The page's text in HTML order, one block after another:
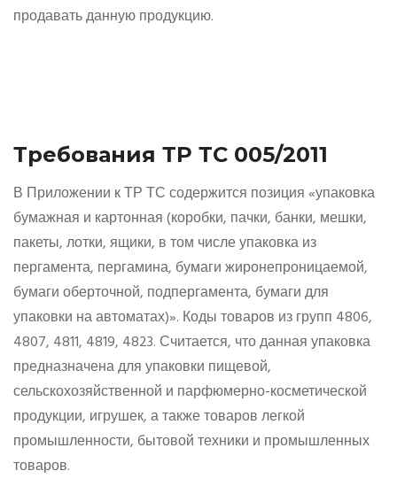
продавать данную продукцию.
Требования ТР ТС 005/2011
В Приложении к ТР ТС содержится позиция «упаковка
бумажная и картонная (коробки, пачки, банки, мешки,
пакеты, лотки, ящики, в том числе упаковка из
пергамента, пергамина, бумаги жиронепроницаемой,
бумаги оберточной, подпергамента, бумаги для
упаковки на автоматах)». Коды товаров из групп 4806,
4807, 4811, 4819, 4823. Считается, что данная упаковка
предназначена для упаковки пищевой,
сельскохозяйственной и парфюмерно-косметической
продукции, игрушек, а также товаров легкой
промышленности, бытовой техники и промышленных
товаров.